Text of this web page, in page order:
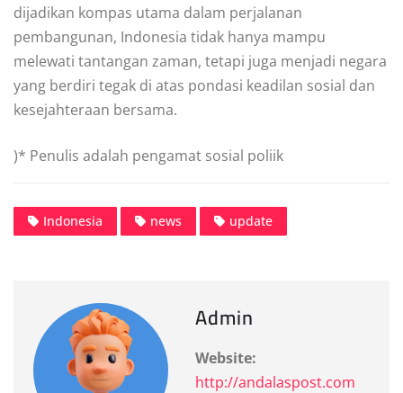
dijadikan kompas utama dalam perjalanan
pembangunan, Indonesia tidak hanya mampu
melewati tantangan zaman, tetapi juga menjadi negara
yang berdiri tegak di atas pondasi keadilan sosial dan
kesejahteraan bersama.
)* Penulis adalah pengamat sosial poliik
Indonesia news update
Admin
Website:
http://andalaspost.com